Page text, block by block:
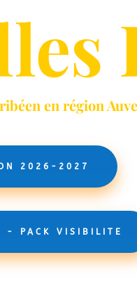
en région
2026-2027
- PACK VISIBILITE